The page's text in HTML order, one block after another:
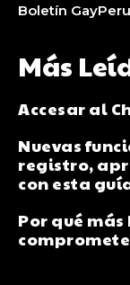
Boletín GayPeru
Más
Accesar al
Nuevas
registro,
con esta
Por qué